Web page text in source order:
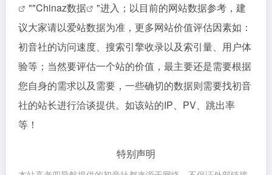
""Chinaz数据
"进入；以目前的网站数据参考，建
议大家请以爱站数据为准，更多网站价值评估因素如：
初音社的访问速度、搜索引擎收录以及索引量、用户体
验等；当然要评估一个站的价值，最主要还是需要根据
您自身的需求以及需要，一些确切的数据则需要找初音
社的站长进行洽谈提供。如该站的IP、PV、跳出率
等！
特别声明